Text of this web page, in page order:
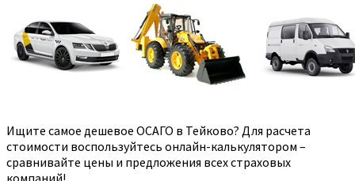
Ищите самое дешевое ОСАГО в Тейково? Для расчета
стоимости воспользуйтесь онлайн-калькулятором –
сравнивайте цены и предложения всех страховых